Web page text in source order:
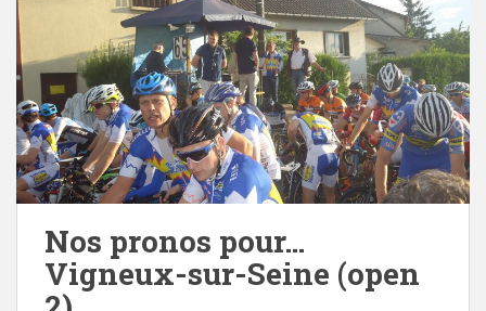
Nos pronos pour…
Vigneux-sur-Seine (open